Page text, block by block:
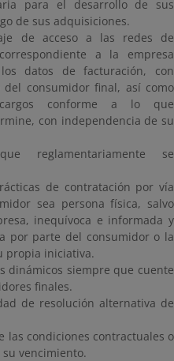
para el desarrollo de sus
de sus adquisiciones.
de acceso a las redes de
a la empresa
datos de facturación, con
consumidor final, así como
conforme a lo que
con independencia de su
reglamentariamente se
de contratación por vía
sea persona física, salvo
inequívoca e informada y
por parte del consumidor o la
propia iniciativa.
dinámicos siempre que cuente
finales.
de resolución alternativa de
las condiciones contractuales o
vencimiento.